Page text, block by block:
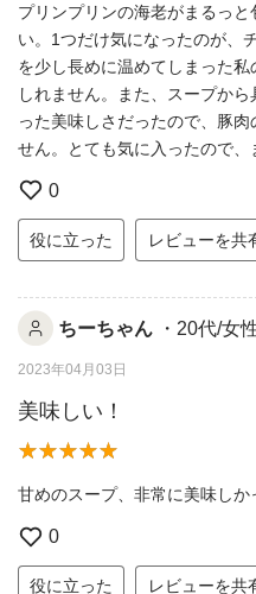
プリンプリンの海老がまるっ
い。1つだけ気になったのが、
を少し長めに温めてしまった
しれません。また、スープか
った美味しさだったので、豚
せん。とても気に入ったので、
0
役に立った レビューを共
ちーちゃん ・20代/女
2023年04月03日
美味しい！
甘めのスープ、非常に美味しか
0
役に立った レビューを共